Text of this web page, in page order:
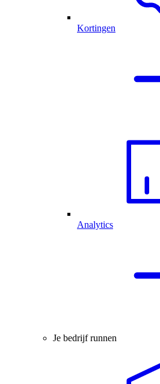
Kortingen
Analytics
Je bedrijf runnen